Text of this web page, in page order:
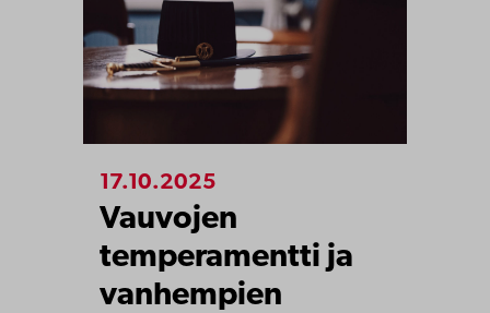
17.10.2025
Vauvojen
temperamentti ja
vanhempien